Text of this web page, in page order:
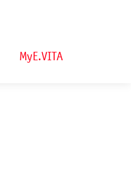
MyE.VITA